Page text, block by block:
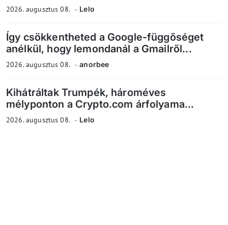
2026. augusztus 08. Lelo
Így csökkentheted a Google-függőséget
anélkül, hogy lemondanál a Gmailről...
2026. augusztus 08. anorbee
Kihátráltak Trumpék, hároméves
mélyponton a Crypto.com árfolyama...
2026. augusztus 08. Lelo